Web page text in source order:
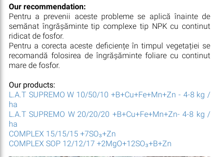
Our recommendation:
Pentru a prevenii aceste probleme se aplică înainte de
semănat îngrășăminte tip complexe tip NPK cu continut
ridicat de fosfor.
Pentru a corecta aceste deficiențe în timpul vegetației se
recomandă folosirea de îngrășăminte foliare cu continut
mare de fosfor.
Our products:
L.A.T SUPREMO W 10/50/10 +B+Cu+Fe+Mn+Zn - 4-8 kg /
ha
L.A.T SUPREMO W 20/20/20 +B+Cu+Fe+Mn+Zn- 4-8 kg /
ha
COMPLEX 15/15/15 +7SO₃+Zn
COMPLEX SOP 12/12/17 +2MgO+12SO₃+B+Zn